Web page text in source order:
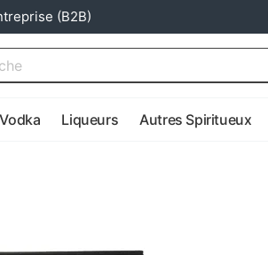
(B2B)
Vodka Liqueurs Autres Spiritueux